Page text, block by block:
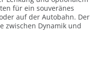
für ein souveränes
auf der Autobahn. Der
zwischen Dynamik und